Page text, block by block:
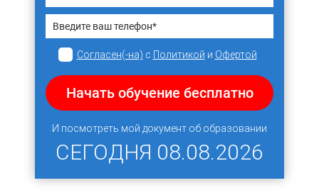
Согласен(-на) с Политикой и Офертой
Начать обучение бесплатно
И посмотреть мой документ об образовании
СЕГОДНЯ 08.08.2026